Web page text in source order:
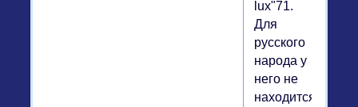
lux"71.
Для
русского
народа у
него не
находится